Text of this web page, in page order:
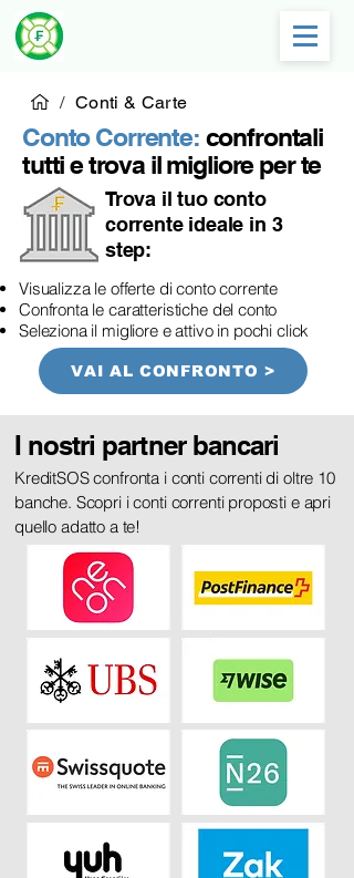
/ Conti & Carte
Conto Corrente: confrontali
tutti e trova il migliore per te
Trova il tuo conto
corrente ideale in 3
step:
Visualizza le offerte di conto corrente
Confronta le caratteristiche del conto
Seleziona il migliore e attivo in pochi click
VAI AL CONFRONTO >
I nostri partner bancari
KreditSOS confronta i conti correnti di oltre 10
banche. Scopri i conti correnti proposti e apri
quello adatto a te!